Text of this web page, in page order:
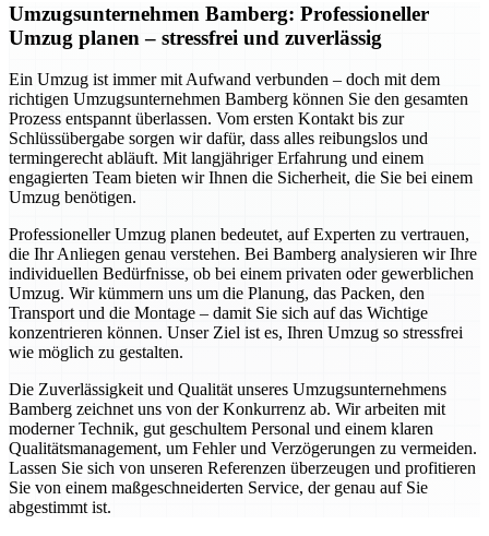
Umzugsunternehmen Bamberg: Professioneller
Umzug planen – stressfrei und zuverlässig
Ein Umzug ist immer mit Aufwand verbunden – doch mit dem
richtigen Umzugsunternehmen Bamberg können Sie den gesamten
Prozess entspannt überlassen. Vom ersten Kontakt bis zur
Schlüssübergabe sorgen wir dafür, dass alles reibungslos und
termingerecht abläuft. Mit langjähriger Erfahrung und einem
engagierten Team bieten wir Ihnen die Sicherheit, die Sie bei einem
Umzug benötigen.
Professioneller Umzug planen bedeutet, auf Experten zu vertrauen,
die Ihr Anliegen genau verstehen. Bei Bamberg analysieren wir Ihre
individuellen Bedürfnisse, ob bei einem privaten oder gewerblichen
Umzug. Wir kümmern uns um die Planung, das Packen, den
Transport und die Montage – damit Sie sich auf das Wichtige
konzentrieren können. Unser Ziel ist es, Ihren Umzug so stressfrei
wie möglich zu gestalten.
Die Zuverlässigkeit und Qualität unseres Umzugsunternehmens
Bamberg zeichnet uns von der Konkurrenz ab. Wir arbeiten mit
moderner Technik, gut geschultem Personal und einem klaren
Qualitätsmanagement, um Fehler und Verzögerungen zu vermeiden.
Lassen Sie sich von unseren Referenzen überzeugen und profitieren
Sie von einem maßgeschneiderten Service, der genau auf Sie
abgestimmt ist.